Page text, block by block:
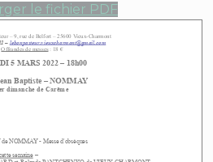
le fichier PDF